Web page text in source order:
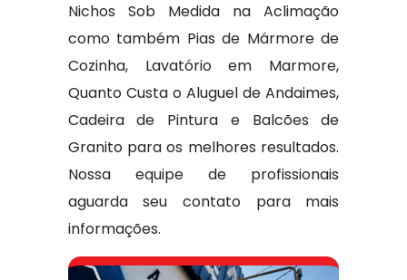
Nichos Sob Medida na Aclimação
como também Pias de Mármore de
Cozinha, Lavatório em Marmore,
Quanto Custa o Aluguel de Andaimes,
Cadeira de Pintura e Balcões de
Granito para os melhores resultados.
Nossa equipe de profissionais
aguarda seu contato para mais
informações.